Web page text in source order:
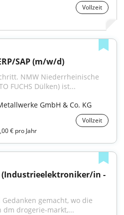
Vollzeit
SAP (m/w/d)
NMW Niederrheinische
FUCHS Dülken) ist...
GmbH & Co. KG
Vollzeit
€ pro Jahr
in -
gemacht, wo die
dm drogerie-markt,...